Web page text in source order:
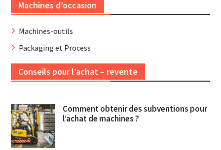
Machines d’occasion
Machines-outils
Packaging et Process
Conseils pour l’achat – revente
Comment obtenir des subventions pour
l’achat de machines ?